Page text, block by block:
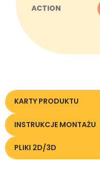
KARTY PRODUKTU
KT-MiniGolf.pdf
Minigolf-lista-torow.pdf
INSTRUKCJE MONTAŻU
Mini-golf-IM
PLIKI 2D/3D